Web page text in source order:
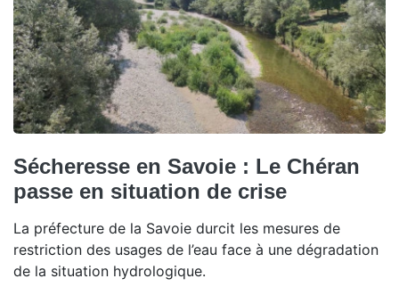
Sécheresse en Savoie : Le Chéran
passe en situation de crise
La préfecture de la Savoie durcit les mesures de
restriction des usages de l’eau face à une dégradation
de la situation hydrologique.